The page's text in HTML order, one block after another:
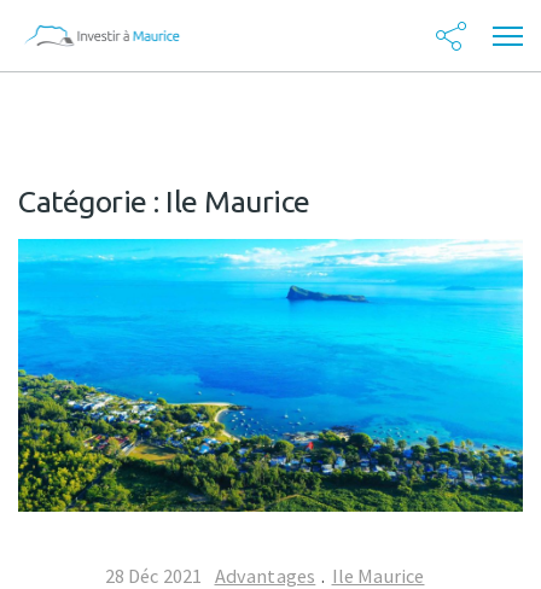
Catégorie : Ile Maurice
28 Déc 2021 Advantages . Ile Maurice